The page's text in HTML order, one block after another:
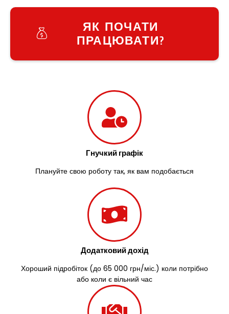
ЯК ПОЧАТИ
ПРАЦЮВАТИ?
Гнучкий графік
Плануйте свою роботу так, як вам подобається
Додатковий дохід
Хороший підробіток (до 65 000 грн/міс.) коли потрібно
або коли є вільний час
Тернопіль
Трускавець
Українка
Великий Омеляник
Винники
Южне